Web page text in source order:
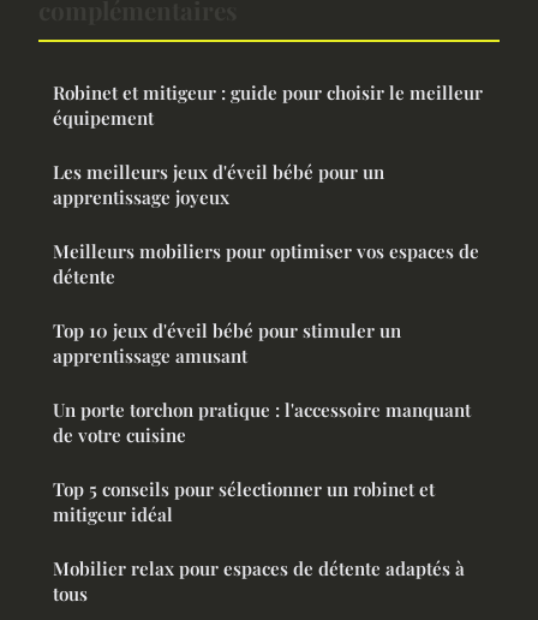
Robinet et mitigeur : guide pour choisir le meilleur
équipement
Les meilleurs jeux d'éveil bébé pour un
apprentissage joyeux
Meilleurs mobiliers pour optimiser vos espaces de
détente
Top 10 jeux d'éveil bébé pour stimuler un
apprentissage amusant
Un porte torchon pratique : l'accessoire manquant
de votre cuisine
Top 5 conseils pour sélectionner un robinet et
mitigeur idéal
Mobilier relax pour espaces de détente adaptés à
tous